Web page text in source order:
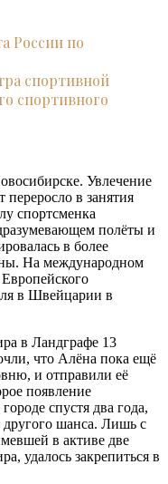
России по
спортивной
спортивного
Увлечение
переросло в занятия
спортсменка
полёты и
в более
На международном
в Швейцарии в
в Ландграфе 13
что Алёна пока ещё
и отправили её
появление
спустя два года,
другого шанса. Лишь с
в активе две
удалось закрепиться в